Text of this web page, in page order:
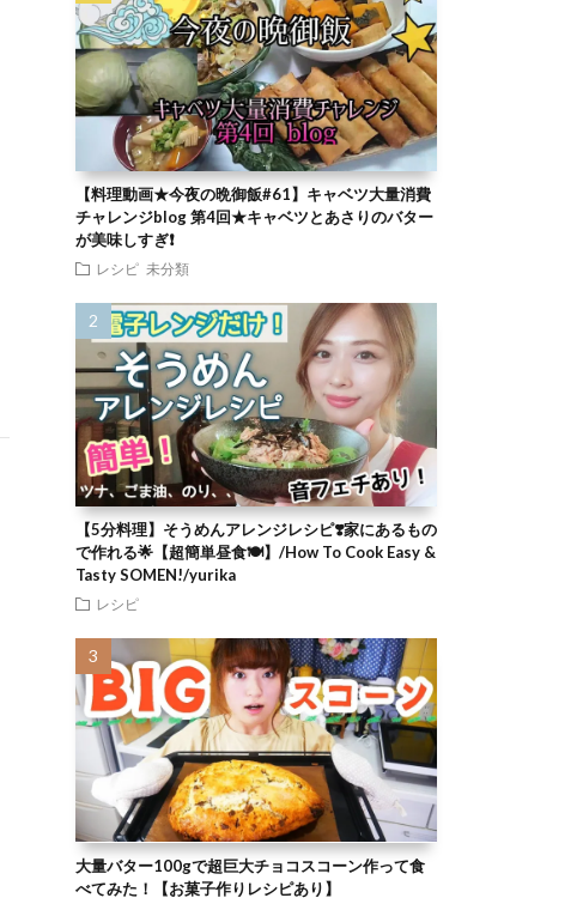
【料理動画★今夜の晩御飯#61】キャベツ大量消費
チャレンジblog 第4回★キャベツとあさりのバター
が美味しすぎ❗
レシピ 未分類
【5分料理】そうめんアレンジレシピ❣️家にあるもの
で作れる🌟【超簡単昼食🍽】/How To Cook Easy &
Tasty SOMEN!/yurika
レシピ
大量バター100gで超巨大チョコスコーン作って食
べてみた！【お菓子作りレシピあり】